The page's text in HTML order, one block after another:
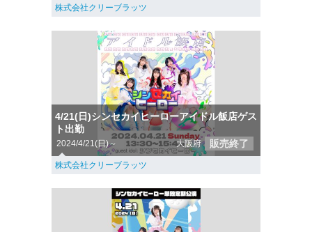
株式会社クリーブラッツ
4/21(日)シンセカイヒーローアイドル飯店ゲス
ト出勤
2024/4/21(日)～ 大阪府 販売終了
株式会社クリーブラッツ